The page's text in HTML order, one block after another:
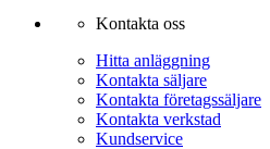
Kontakta oss
Hitta anläggning
Kontakta säljare
Kontakta företagssäljare
Kontakta verkstad
Kundservice